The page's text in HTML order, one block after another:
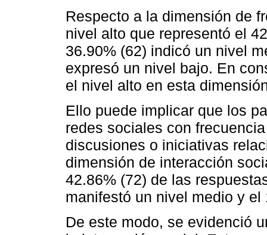
Respecto a la dimensión de
nivel alto que representó el
36.90% (62) indicó un nivel
expresó un nivel bajo. En
el nivel alto en esta
Ello puede implicar que los
redes sociales con
discusiones o iniciativas
dimensión de interacción
42.86% (72) de las
manifestó un nivel medio y
De este modo, se evidenció